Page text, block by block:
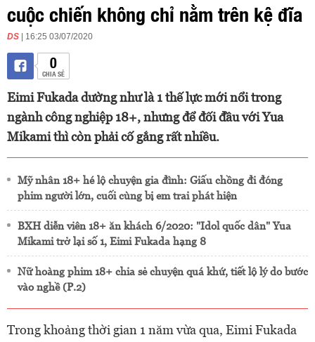
cuộc chiến không chỉ nằm trên kệ đĩa
DS | 16:25 03/07/2020
0
CHIA SẺ
Eimi Fukada dường như là 1 thế lực mới nổi trong
ngành công nghiệp 18+, nhưng để đối đầu với Yua
Mikami thì còn phải cố gắng rất nhiều.
Mỹ nhân 18+ hé lộ chuyện gia đình: Giấu chồng đi đóng
phim người lớn, cuối cùng bị em trai phát hiện
BXH diễn viên 18+ ăn khách 6/2020: "Idol quốc dân" Yua
Mikami trở lại số 1, Eimi Fukada hạng 8
Nữ hoàng phim 18+ chia sẻ chuyện quá khứ, tiết lộ lý do bước
vào nghề (P.2)
Trong khoảng thời gian 1 năm vừa qua, Eimi Fukada